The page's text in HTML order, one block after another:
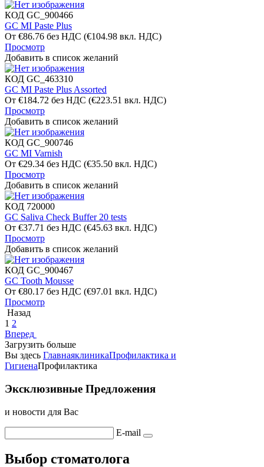
КОД GC_900466
GC MI Paste Plus
От €86.76 без НДС (€104.98 вкл. НДС)
Просмотр
Добавить в список желаний
КОД GC_463310
GC MI Paste Plus Assorted
От €184.72 без НДС (€223.51 вкл. НДС)
Просмотр
Добавить в список желаний
КОД GC_900746
GC MI Varnish
От €29.34 без НДС (€35.50 вкл. НДС)
Просмотр
Добавить в список желаний
КОД 720000
GC Saliva Check Buffer 20 tests
От €37.71 без НДС (€45.63 вкл. НДС)
Просмотр
Добавить в список желаний
КОД GC_900467
GC Tooth Mousse
От €80.17 без НДС (€97.01 вкл. НДС)
Просмотр
Назад
1 2
Вперед
Загрузить больше
Вы здесь ГлавнаяклиникаПрофилактика и
ГигиенаПрофилактика
Эксклюзивные Предложения
и новости для Вас
E-mail
Выбор стоматолога